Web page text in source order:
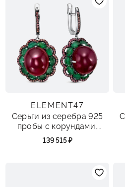
ELEMENT47
Серьги из серебра 925
пробы с корундами,
бериллами и сапфирами
139 515 ₽